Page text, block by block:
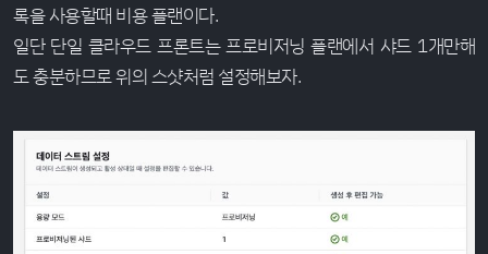
록을 사용할때 비용 플랜이다.
일단 단일 클라우드 프론트는 프로비저닝 플랜에서 샤드 1개만해
도 충분하므로 위의 스샷처럼 설정해보자.